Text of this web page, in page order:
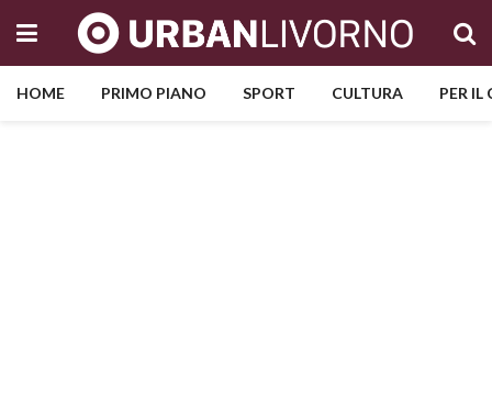
HOME PRIMO PIANO SPORT CULTURA PER